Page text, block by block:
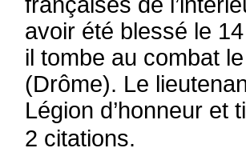
avoir été blessé le
il tombe au combat
(Drôme). Le
Légion d’honneur et
2 citations.